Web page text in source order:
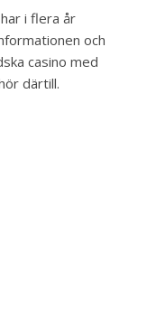
i flera år
och
casino med
därtill.